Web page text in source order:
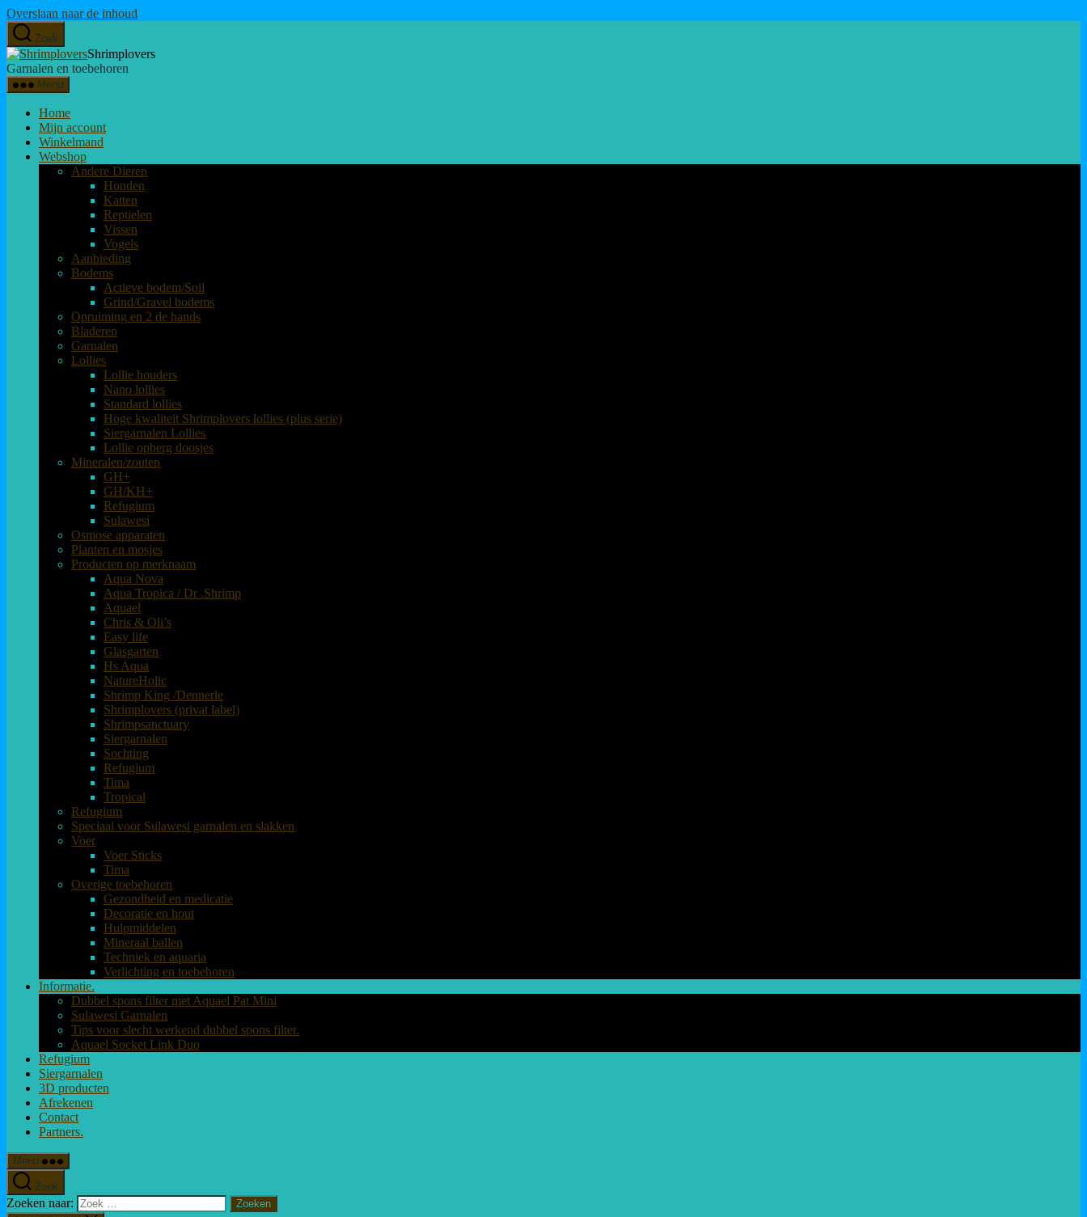
Overslaan naar de inhoud
Zoek
Shrimplovers
Garnalen en toebehoren
Menu
Home
Mijn account
Winkelmand
Webshop
Andere Dieren
Honden
Katten
Reptielen
Vissen
Vogels
Aanbieding
Bodems
Actieve bodem/Soil
Grind/Gravel bodems
Opruiming en 2 de hands
Bladeren
Garnalen
Lollies
Lollie houders
Nano lollies
Standard lollies
Hoge kwaliteit Shrimplovers lollies (plus serie)
Siergarnalen Lollies
Lollie opberg doosjes
Mineralen/zouten
GH+
GH/KH+
Refugium
Sulawesi
Osmose apparaten
Planten en mosjes
Producten op merknaam
Aqua Nova
Aqua Tropica / Dr .Shrimp
Aquael
Chris & Oli’s
Easy life
Glasgarten
Hs Aqua
NatureHolic
Shrimp King /Dennerle
Shrimplovers (privat label)
Shrimpsanctuary
Siergarnalen
Sochting
Refugium
Tima
Tropical
Refugium
Speciaal voor Sulawesi garnalen en slakken
Voer
Voer Sticks
Tima
Overige toebehoren
Gezondheid en medicatie
Decoratie en hout
Hulpmiddelen
Mineraal ballen
Techniek en aquaria
Verlichting en toebehoren
Informatie.
Dubbel spons filter met Aquael Pat Mini
Sulawesi Garnalen
Tips voor slecht werkend dubbel spons filter.
Aquael Socket Link Duo
Refugium
Siergarnalen
3D producten
Afrekenen
Contact
Partners.
Menu
Zoek
Zoeken naar: